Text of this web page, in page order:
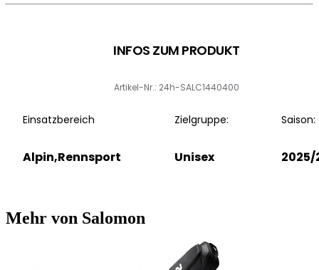
INFOS ZUM PRODUKT
Artikel-Nr.: 24h-SALC1440400
Einsatzbereich
Alpin,Rennsport
Zielgruppe:
Unisex
Saison:
2025/
Mehr von Salomon